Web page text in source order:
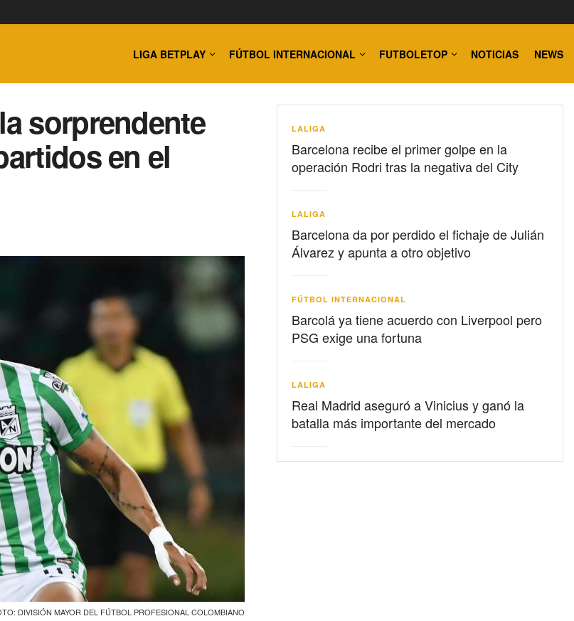
LIGA BETPLAY FÚTBOL INTERNACIONAL FUTBOLETOP NOTICIAS NEWS
sorprendente
en el
DIVISIÓN MAYOR DEL FÚTBOL PROFESIONAL COLOMBIANO
LALIGA
Barcelona recibe el primer golpe en la
operación Rodri tras la negativa del City
LALIGA
Barcelona da por perdido el fichaje de Julián
Álvarez y apunta a otro objetivo
FÚTBOL INTERNACIONAL
Barcolá ya tiene acuerdo con Liverpool pero
PSG exige una fortuna
LALIGA
Real Madrid aseguró a Vinicius y ganó la
batalla más importante del mercado